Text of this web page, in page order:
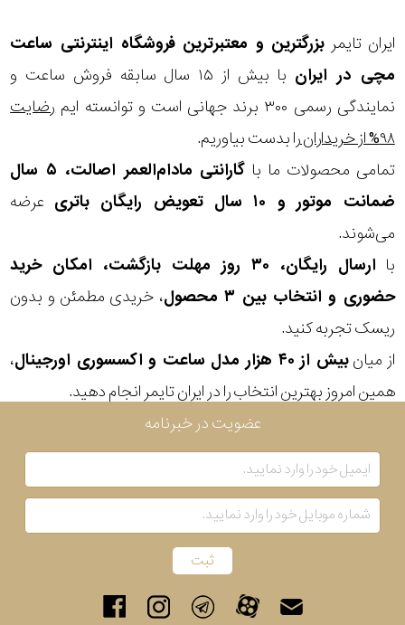
ایران تایمر بزرگترین و معتبرترین فروشگاه اینترنتی ساعت
مچی در ایران
با بیش از ۱۵ سال سابقه فروش ساعت و
نمایندگی رسمی ۳۰۰ برند جهانی است و توانسته ایم
رضایت
۹۸% از خریداران
را بدست بیاوریم.
تمامی محصولات ما با
گارانتی مادام‌العمر اصالت، ۵ سال
ضمانت موتور و ۱۰ سال تعویض رایگان باتری
عرضه
می‌شوند.
با
ارسال رایگان، ۳۰ روز مهلت بازگشت، امکان خرید
حضوری و انتخاب بین ۳ محصول
، خریدی مطمئن و بدون
ریسک تجربه کنید.
از میانبیش از ۴۰ هزار مدل ساعت و اکسسوری اورجینال
،
همین امروز بهترین انتخاب را در ایران تایمر انجام دهید.
آب
شکل
ویژگی
نوع
موتور
رفته
در
ساعت
عضویت در خبرنامه